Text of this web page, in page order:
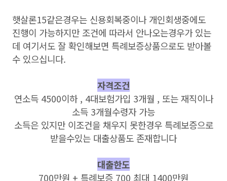
햇살론15같은경우는 신용회복중이나 개인회생중에도
진행이 가능하지만 조건에 따라서 안나오는경우가 있는
데 여기서도 잘 확인해보면 특례보증상품으로도 받아볼
수 있으십니다.
자격조건
연소득 4500이하 , 4대보험가입 3개월 , 또는 재직이나
소득 3개월수령자 가능
소득은 있지만 이조건을 채우지 못한경우 특례보증으로
받을수있는 대출상품도 존재합니다
대출한도
700만원 + 특례보증 700 최대 1400만원